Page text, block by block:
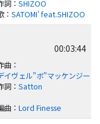
詞： SHIZOO
： SATOMI' feat.SHIZOO
00:03:44
曲：
イヴェル"ボ"マッケンジー
詞： Satton
曲： Lord Finesse